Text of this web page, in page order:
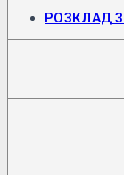
РОЗКЛАД